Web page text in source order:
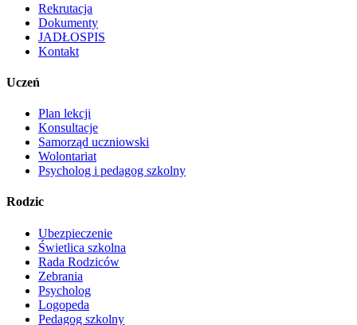
Rekrutacja
Dokumenty
JADŁOSPIS
Kontakt
Uczeń
Plan lekcji
Konsultacje
Samorząd uczniowski
Wolontariat
Psycholog i pedagog szkolny
Rodzic
Ubezpieczenie
Świetlica szkolna
Rada Rodziców
Zebrania
Psycholog
Logopeda
Pedagog szkolny